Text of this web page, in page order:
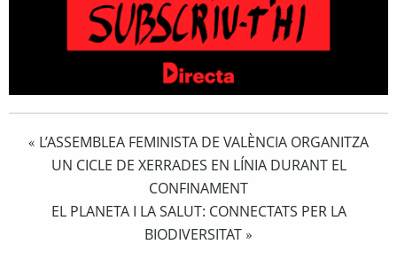
« L’ASSEMBLEA FEMINISTA DE VALÈNCIA ORGANITZA
UN CICLE DE XERRADES EN LÍNIA DURANT EL
CONFINAMENT
EL PLANETA I LA SALUT: CONNECTATS PER LA
BIODIVERSITAT »